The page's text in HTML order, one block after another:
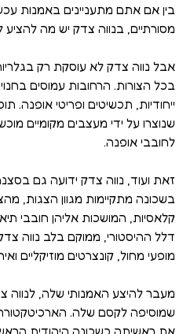
בין אם אתם מתעניינים באמנות
מסורתיים, בנווה צדק יש מה
אבל נווה צדק לא עוסקת רק
בכל הצורות. הרחובות עמוסים
ייחודיות, תכשיטים ופריטי אופנה.
שנוצרו על ידי מעצבים מקומיים
לחובבי אופנה.
זאת ועוד, נווה צדק ידועה גם
בשכונה מתקיימות מגוון הצגות,
קלאסיות, המושכות אליהן חובבי
דלל ההיסטורי, ממוקם בלב נווה
מופעי מחול, קונצרטים מוזיקליים
מעבר להיצע האמנותי שלה, לנווה
שמוסיפה לקסם שלה.
את ראשיתה כשכונה היהודית